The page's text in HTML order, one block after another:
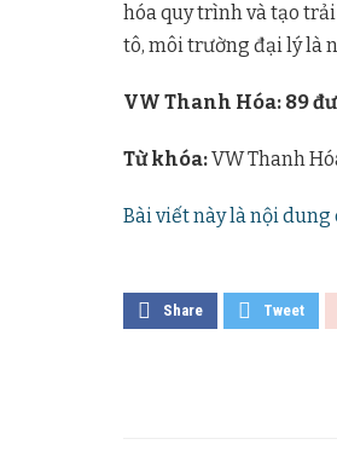
hóa quy trình và tạo
tô, môi trường đại lý là
VW Thanh Hóa: 89
Từ khóa:VW Thanh
Bài viết này là nội dung
Share Tweet